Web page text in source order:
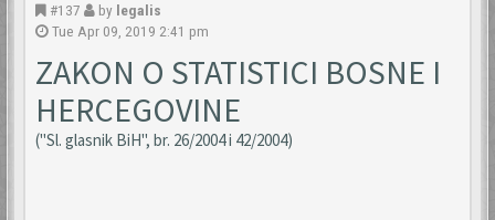
#137 by legalis
Tue Apr 09, 2019 2:41 pm
ZAKON O STATISTICI BOSNE I
HERCEGOVINE
("Sl. glasnik BiH", br. 26/2004 i 42/2004)